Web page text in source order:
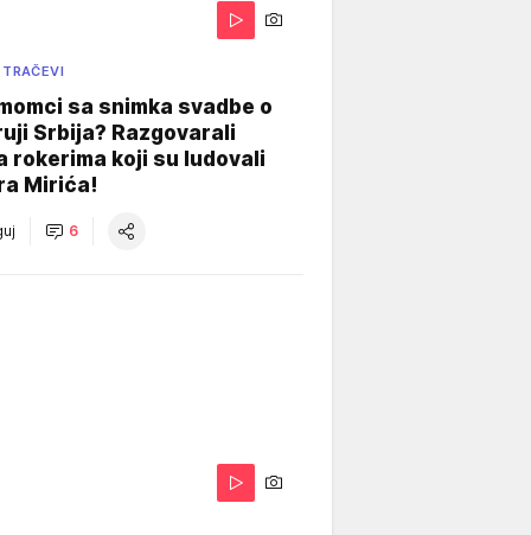
sa snimka svadbe o
Srbija? Razgovarali
rokerima koji su ludovali
Mirića!
6